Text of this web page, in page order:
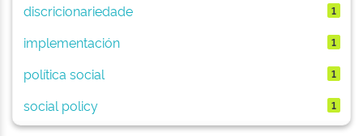
discricionariedade
1
implementación 1
política social 1
social policy 1